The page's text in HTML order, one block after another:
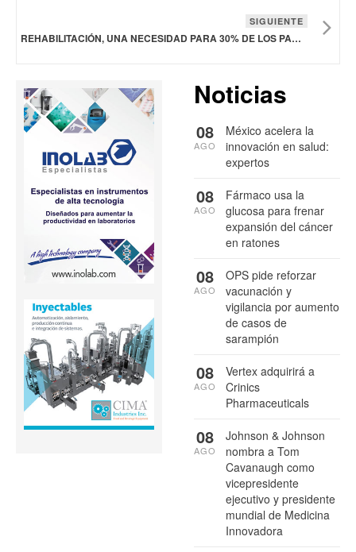
SIGUIENTE
REHABILITACIÓN, UNA NECESIDAD PARA 30% DE LOS PACIENTES HOSPITALIZADOS POR DISCAPACIDADES FÍSICAS O NEUROLÓGICAS
Noticias
México acelera la
innovación en salud:
expertos
08
AGO
Fármaco usa la
glucosa para frenar
expansión del cáncer
en ratones
08
AGO
OPS pide reforzar
vacunación y
vigilancia por aumento
de casos de
sarampión
08
AGO
Vertex adquirirá a
Crinics
Pharmaceuticals
08
AGO
Johnson & Johnson
nombra a Tom
Cavanaugh como
vicepresidente
ejecutivo y presidente
mundial de Medicina
Innovadora
08
AGO